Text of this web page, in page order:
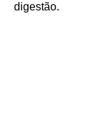
digestão.